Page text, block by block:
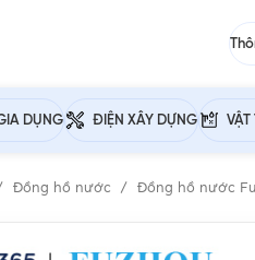
DỤNG ĐIỆN XÂY DỰNG VẬT
Đồng hồ nước Đồng hồ nước